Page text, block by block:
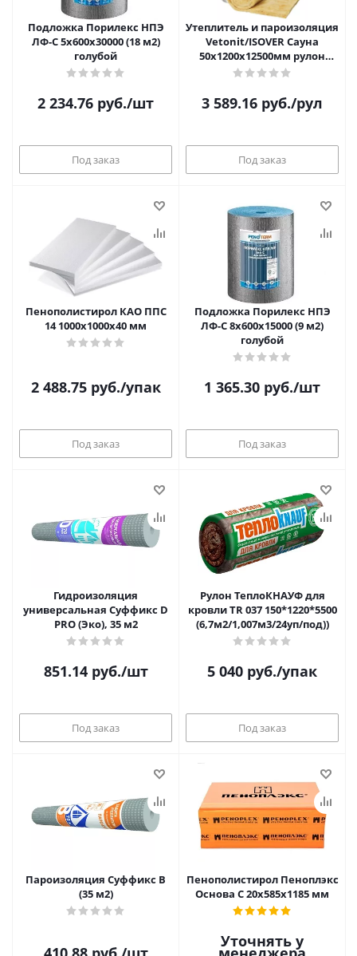
Подложка Порилекс НПЭ
ЛФ-С 5х600х30000 (18 м2)
голубой
2 234.76 руб./шт
Под заказ
Утеплитель и пароизоляция
Vetonit/ISOVER Сауна
50х1200х12500мм рулон
(1шт/15м2/0,75м3)
3 589.16 руб./рул
Под заказ
Пенополистирол КАО ППС
14 1000х1000х40 мм
2 488.75руб./упак
Под заказ
Подложка Порилекс НПЭ
ЛФ-С 8х600х15000 (9 м2)
голубой
1 365.30 руб./шт
Под заказ
Гидроизоляция
универсальная Суффикс D
PRO (Эко), 35 м2
851.14руб./шт
Под заказ
Рулон ТеплоКНАУФ для
кровли TR 037 150*1220*5500
(6,7м2/1,007м3/24уп/под))
5 040 руб./упак
Под заказ
Пароизоляция Суффикс В
(35 м2)
Пенополистирол Пеноплэкс
Основа С 20х585х1185 мм
Уточнять у